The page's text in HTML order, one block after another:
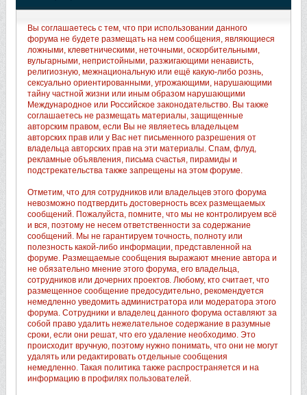
Вы соглашаетесь с тем, что при использовании данного
форума не будете размещать на нем сообщения, являющиеся
ложными, клеветническими, неточными, оскорбительными,
вульгарными, непристойными, разжигающими ненависть,
религиозную, межнациональную или ещё какую-либо рознь,
сексуально ориентированными, угрожающими, нарушающими
тайну частной жизни или иным образом нарушающими
Международное или Российское законодательство. Вы также
соглашаетесь не размещать материалы, защищенные
авторским правом, если Вы не являетесь владельцем
авторских прав или у Вас нет письменного разрешения от
владельца авторских прав на эти материалы. Спам, флуд,
рекламные объявления, письма счастья, пирамиды и
подстрекательства также запрещены на этом форуме.
Отметим, что для сотрудников или владельцев этого форума
невозможно подтвердить достоверность всех размещаемых
сообщений. Пожалуйста, помните, что мы не контролируем всё
и вся, поэтому не несем ответственности за содержание
сообщений. Мы не гарантируем точность, полноту или
полезность какой-либо информации, представленной на
форуме. Размещаемые сообщения выражают мнение автора и
не обязательно мнение этого форума, его владельца,
сотрудников или дочерних проектов. Любому, кто считает, что
размещенное сообщение предосудительно, рекомендуется
немедленно уведомить администратора или модератора этого
форума. Сотрудники и владелец данного форума оставляют за
собой право удалить нежелательное содержание в разумные
сроки, если они решат, что его удаление необходимо. Это
происходит вручную, поэтому нужно понимать, что они не могут
удалять или редактировать отдельные сообщения
немедленно. Такая политика также распространяется и на
информацию в профилях пользователей.